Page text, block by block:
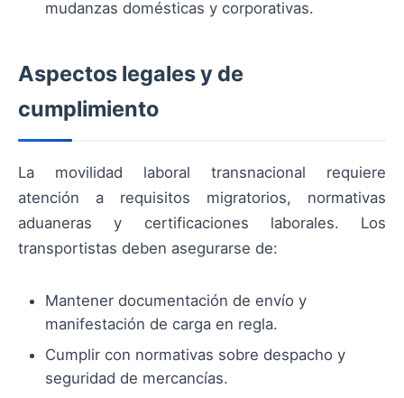
mudanzas domésticas y corporativas.
Aspectos legales y de
cumplimiento
La movilidad laboral transnacional requiere
atención a requisitos migratorios, normativas
aduaneras y certificaciones laborales. Los
transportistas deben asegurarse de:
Mantener documentación de envío y
manifestación de carga en regla.
Cumplir con normativas sobre despacho y
seguridad de mercancías.